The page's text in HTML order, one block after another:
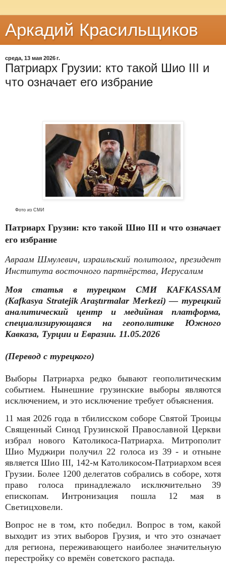
Аркадий Красильщиков
среда, 13 мая 2026 г.
Патриарх Грузии: кто такой Шио III и
что означает его избрание
Фото из СМИ
Патриарх Грузии: кто такой Шио III и что означает
его избрание
Авраам Шмулевич, израильский политолог, президент
Института восточного партнёрства, Иерусалим
Моя статья в турецком СМИ KAFKASSAM
(Kafkasya Stratejik Araştırmalar Merkezi) — турецкий
аналитический центр и медийная платформа,
специализирующаяся на геополитике Южного
Кавказа, Турции и Евразии. 11.05.2026
(Перевод с турецкого)
Выборы Патриарха редко бывают геополитическим
событием. Нынешние грузинские выборы являются
исключением, и это исключение требует объяснения.
11 мая 2026 года в тбилисском соборе Святой Троицы
Священный Синод Грузинской Православной Церкви
избрал нового Католикоса-Патриарха. Митрополит
Шио Муджири получил 22 голоса из 39 - и отныне
является Шио III, 142-м Католикосом-Патриархом всея
Грузии. Более 1200 делегатов собрались в соборе, хотя
право голоса принадлежало исключительно 39
епископам. Интронизация пошла 12 мая в
Светицховели.
Вопрос не в том, кто победил. Вопрос в том, какой
выходит из этих выборов Грузия, и что это означает
для региона, переживающего наиболее значительную
перестройку со времён советского распада.